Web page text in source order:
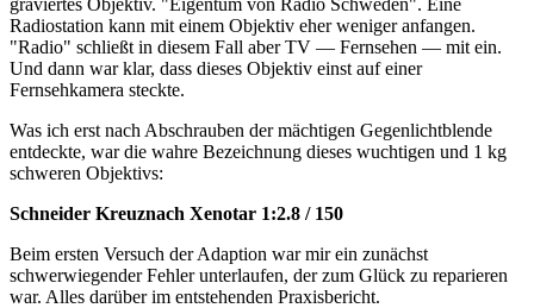
Radiostation kann mit einem Objektiv eher weniger anfangen.
"Radio" schließt in diesem Fall aber TV — Fernsehen — mit ein.
Und dann war klar, dass dieses Objektiv einst auf einer
Fernsehkamera steckte.
Was ich erst nach Abschrauben der mächtigen Gegenlichtblende
entdeckte, war die wahre Bezeichnung dieses wuchtigen und 1 kg
schweren Objektivs:
Schneider Kreuznach Xenotar 1:2.8 / 150
Beim ersten Versuch der Adaption war mir ein zunächst
schwerwiegender Fehler unterlaufen, der zum Glück zu reparieren
war. Alles darüber im entstehenden Praxisbericht.